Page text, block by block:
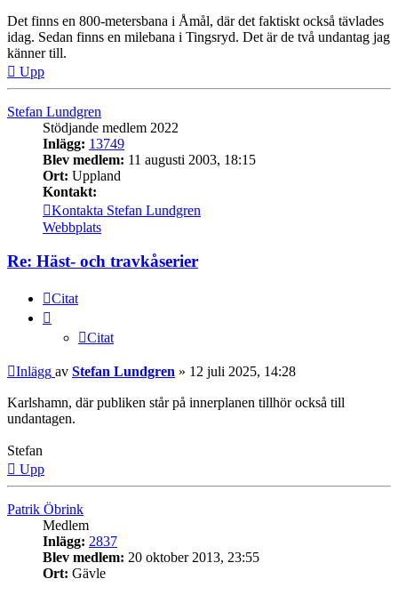
Det finns en 800-metersbana i Åmål, där det faktiskt också tävlades
idag. Sedan finns en milebana i Tingsryd. Det är de två undantag jag
känner till.
Upp
Stefan Lundgren
Stödjande medlem 2022
Inlägg: 13749
Blev medlem: 11 augusti 2003, 18:15
Ort: Uppland
Kontakt:
Kontakta Stefan Lundgren
Webbplats
Re: Häst- och travkåserier
Citat
Citat
Inlägg av Stefan Lundgren » 12 juli 2025, 14:28
Karlshamn, där publiken står på innerplanen tillhör också till
undantagen.
Stefan
Upp
Patrik Öbrink
Medlem
Inlägg: 2837
Blev medlem: 20 oktober 2013, 23:55
Ort: Gävle